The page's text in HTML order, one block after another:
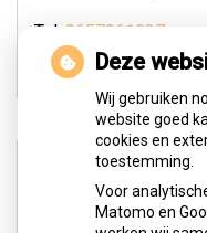
Tel: 0657061037
E-mail:
Openingstijden
Maandag:
Deze
Wij gebruiken
website goed
cookies en
toestemming.
Voor
Matomo en